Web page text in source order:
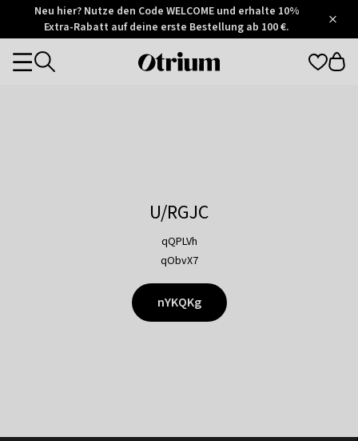
Otrium
Trustpilot
Neu hier? Nutze den Code WELCOME und erhalte 10%
Extra-Rabatt auf deine erste Bestellung ab 100 €.
Otrium
Categories
U/RGJC
qQPLVh
qObvX7
nYKQKg